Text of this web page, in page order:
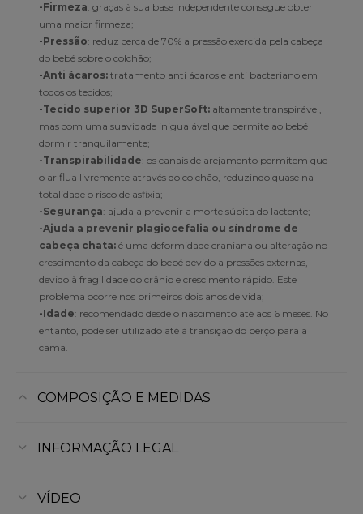
-Firmeza: graças à sua base independente consegue obter
uma maior firmeza;
-Pressão: reduz cerca de 70% a pressão exercida pela cabeça
do bebé sobre o colchão;
-Anti ácaros: tratamento anti ácaros e anti bacteriano em
todos os tecidos;
-Tecido superior 3D SuperSoft: altamente transpirável,
mas com uma suavidade inigualável que permite ao bebé
dormir tranquilamente;
-Transpirabilidade: os canais de arejamento permitem que
o ar flua livremente através do colchão, reduzindo quase na
totalidade o risco de asfixia;
-Segurança: ajuda a prevenir a morte súbita do lactente;
-Ajuda a prevenir plagiocefalia ou síndrome de
cabeça chata: é uma deformidade craniana ou alteração no
crescimento da cabeça do bebé devido a pressões externas,
devido à fragilidade do crânio e crescimento rápido. Este
problema ocorre nos primeiros dois anos de vida;
-Idade: recomendado desde o nascimento até aos 6 meses. No
entanto, pode ser utilizado até à transição do berço para a
cama.
COMPOSIÇÃO E MEDIDAS
INFORMAÇÃO LEGAL
VÍDEO